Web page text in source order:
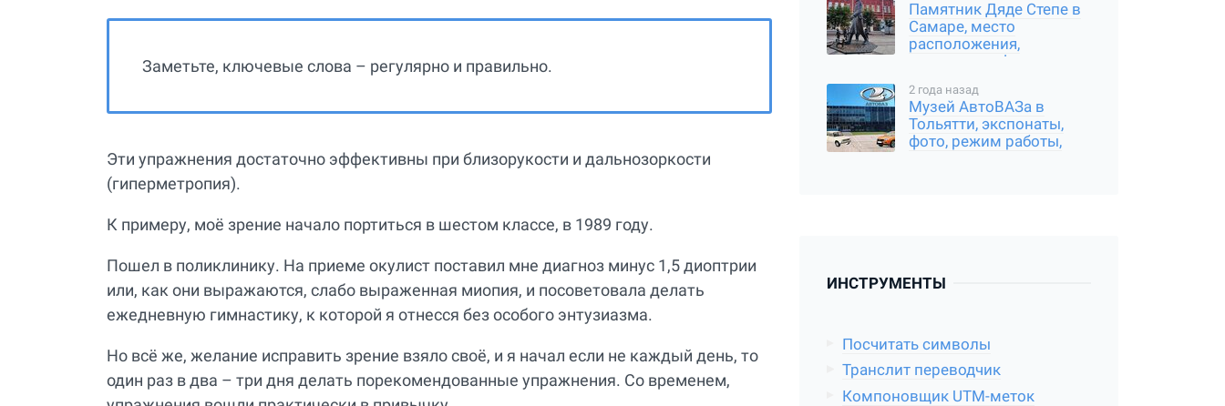
Заметьте, ключевые слова – регулярно и правильно.
Эти упражнения достаточно эффективны при близорукости и дальнозоркости
(гиперметропия).
К примеру, моё зрение начало портиться в шестом классе, в 1989 году.
Пошел в поликлинику. На приеме окулист поставил мне диагноз минус 1,5 диоптрии
или, как они выражаются, слабо выраженная миопия, и посоветовала делать
ежедневную гимнастику, к которой я отнесся без особого энтузиазма.
Но всё же, желание исправить зрение взяло своё, и я начал если не каждый день, то
один раз в два – три дня делать порекомендованные упражнения. Со временем,
Памятник Дяде Степе в
Самаре, место
расположения,
интересные факты
2 года назад
Музей АвтоВАЗа в
Тольятти, экспонаты,
фото, режим работы,
ИНСТРУМЕНТЫ
Посчитать символы
Транслит переводчик
Компоновщик UTM-меток